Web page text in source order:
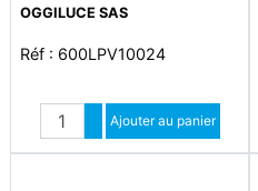
OGGILUCE SAS
Réf : 600LPV10024
Quantité
Augmenter quantité
Diminuer quantité
Ajouter au panier